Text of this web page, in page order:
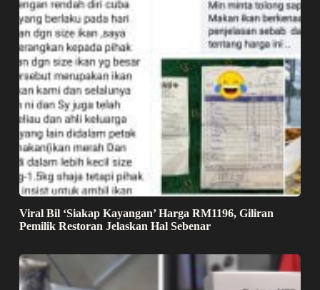
Viral Bil ‘Siakap Kayangan’ Harga RM1196, Giliran
Pemilik Restoran Jelaskan Hal Sebenar